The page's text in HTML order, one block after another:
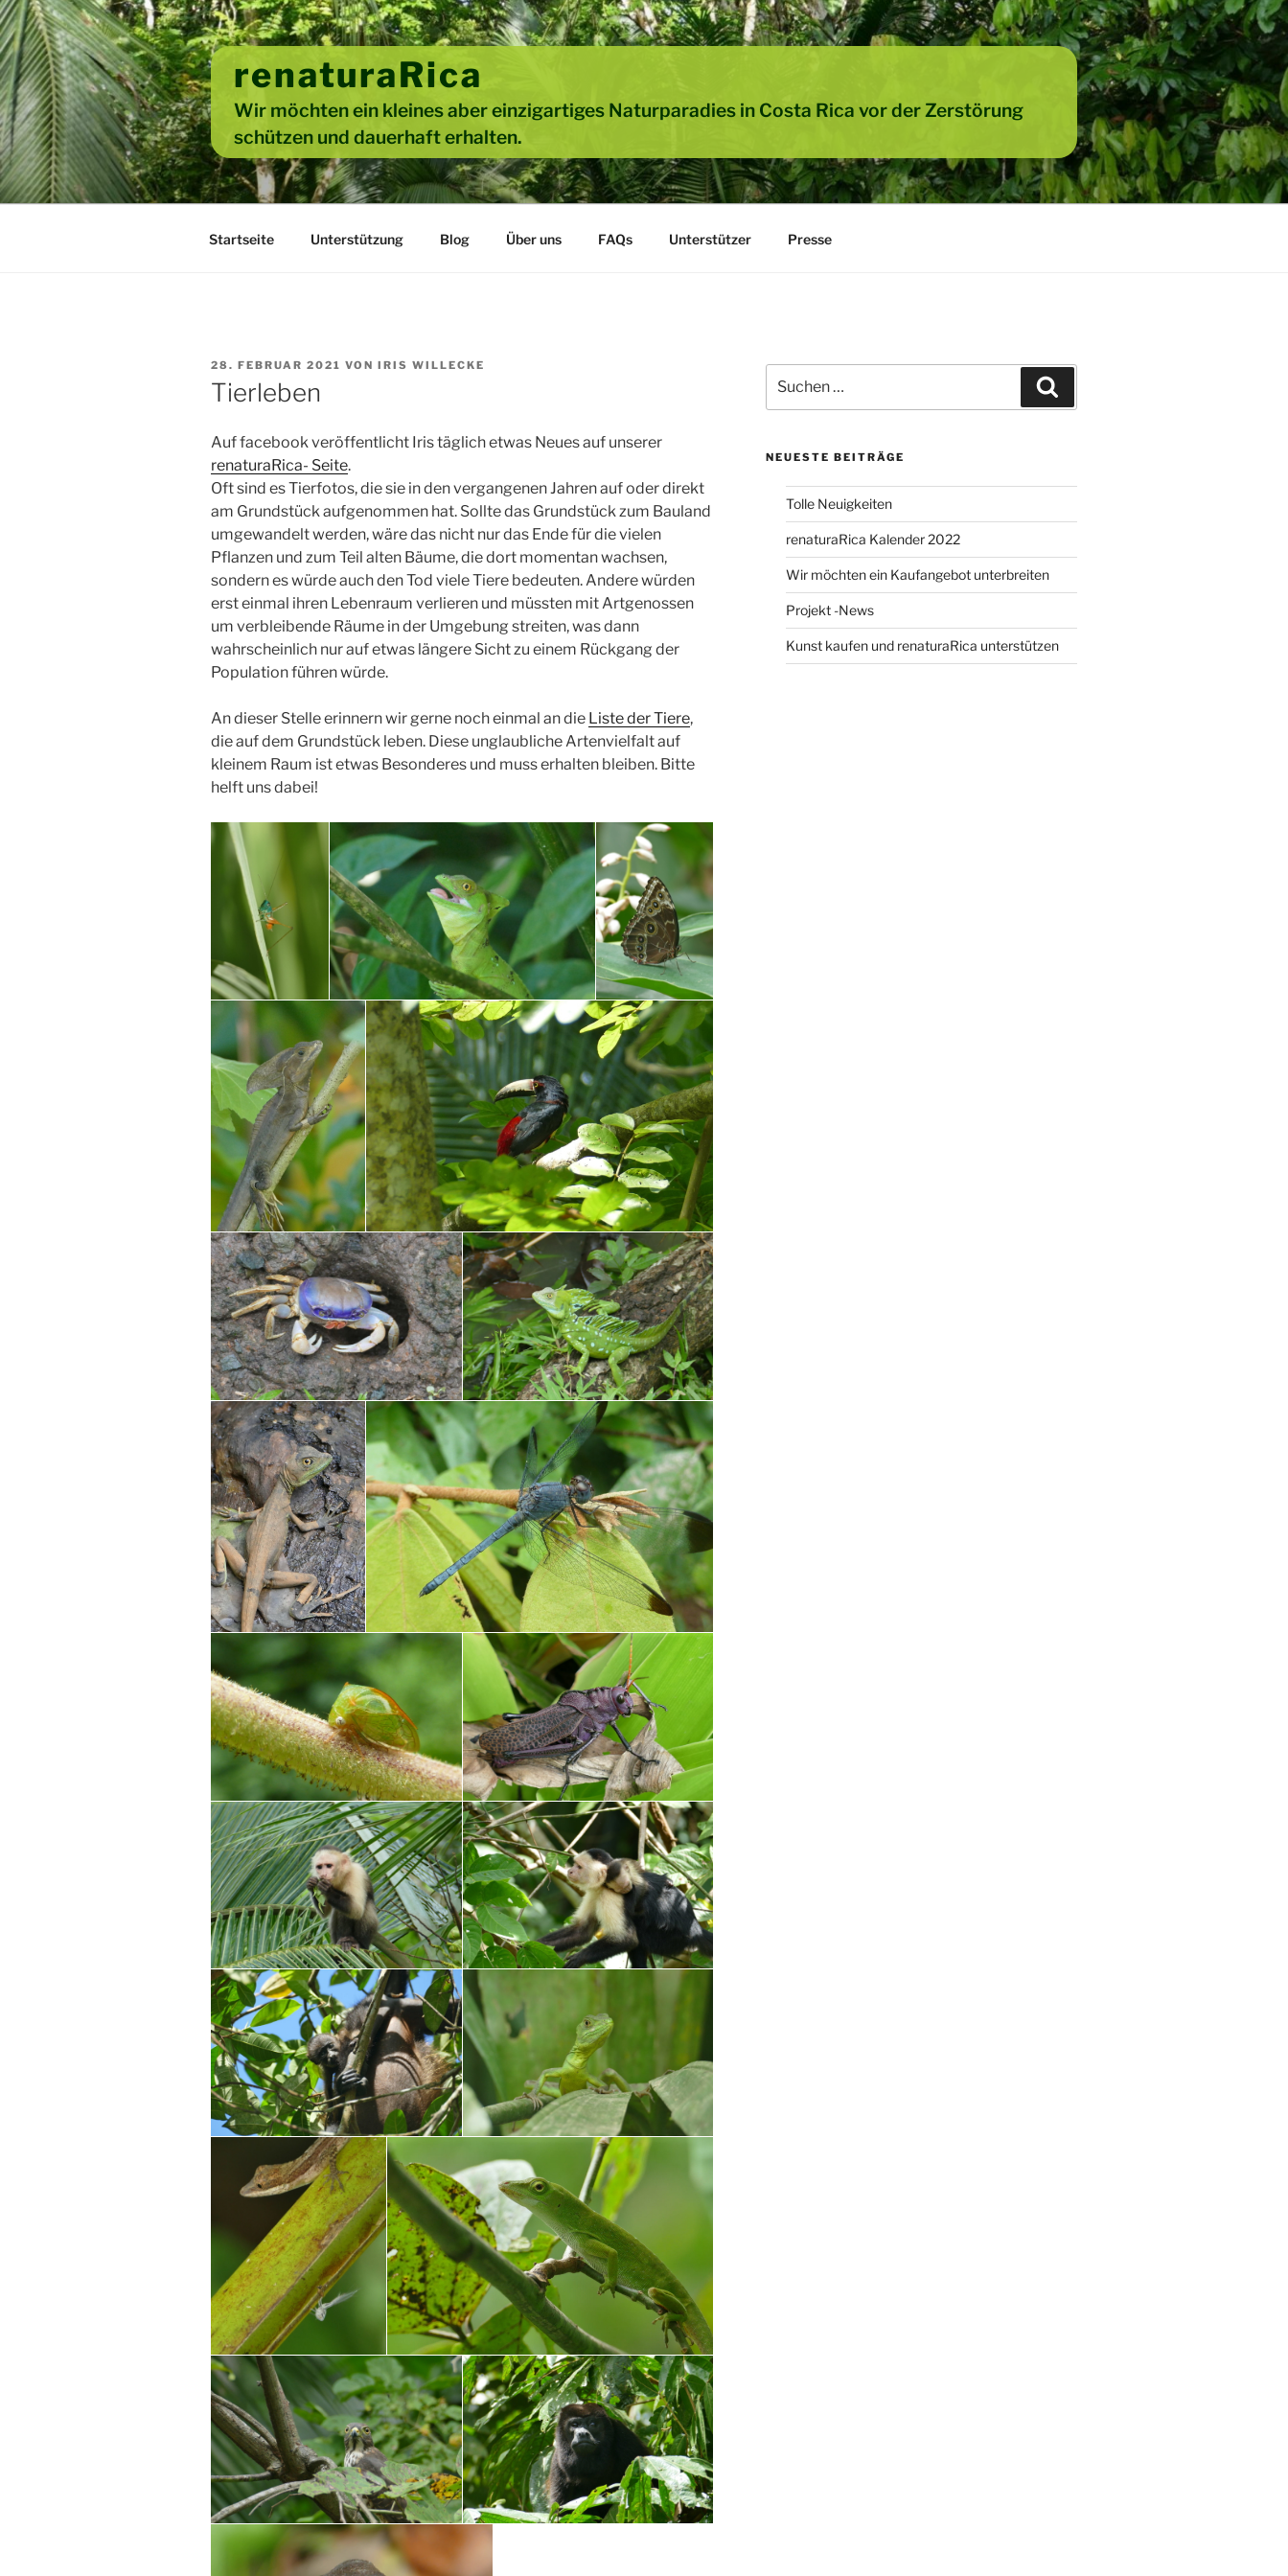
Zum
Inhalt
springen
renaturaRica
Wir möchten ein kleines aber einzigartiges Naturparadies in Costa Rica vor der Zerstörung
schützen und dauerhaft erhalten.
Startseite Unterstützung Blog Über uns FAQs Unterstützer Presse
VERÖFFENTLICHT
AM
28. FEBRUAR 2021 VON IRIS WILLECKE
Tierleben
Auf facebook veröffentlicht Iris täglich etwas Neues auf unserer
renaturaRica- Seite.
Oft sind es Tierfotos, die sie in den vergangenen Jahren auf oder direkt
am Grundstück aufgenommen hat. Sollte das Grundstück zum Bauland
umgewandelt werden, wäre das nicht nur das Ende für die vielen
Pflanzen und zum Teil alten Bäume, die dort momentan wachsen,
sondern es würde auch den Tod viele Tiere bedeuten. Andere würden
erst einmal ihren Lebenraum verlieren und müssten mit Artgenossen
um verbleibende Räume in der Umgebung streiten, was dann
wahrscheinlich nur auf etwas längere Sicht zu einem Rückgang der
Population führen würde.
An dieser Stelle erinnern wir gerne noch einmal an die Liste der Tiere,
die auf dem Grundstück leben. Diese unglaubliche Artenvielfalt auf
kleinem Raum ist etwas Besonderes und muss erhalten bleiben. Bitte
helft uns dabei!
nach:
NEUESTE BEITRÄGE
Tolle Neuigkeiten
renaturaRica Kalender 2022
Wir möchten ein Kaufangebot unterbreiten
Projekt -News
Kunst kaufen und renaturaRica unterstützen